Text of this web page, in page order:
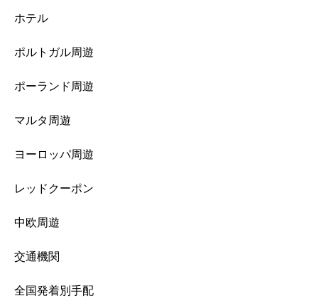
ホテル
ポルトガル周遊
ポーランド周遊
マルタ周遊
ヨーロッパ周遊
レッドクーポン
中欧周遊
交通機関
全国発着別手配